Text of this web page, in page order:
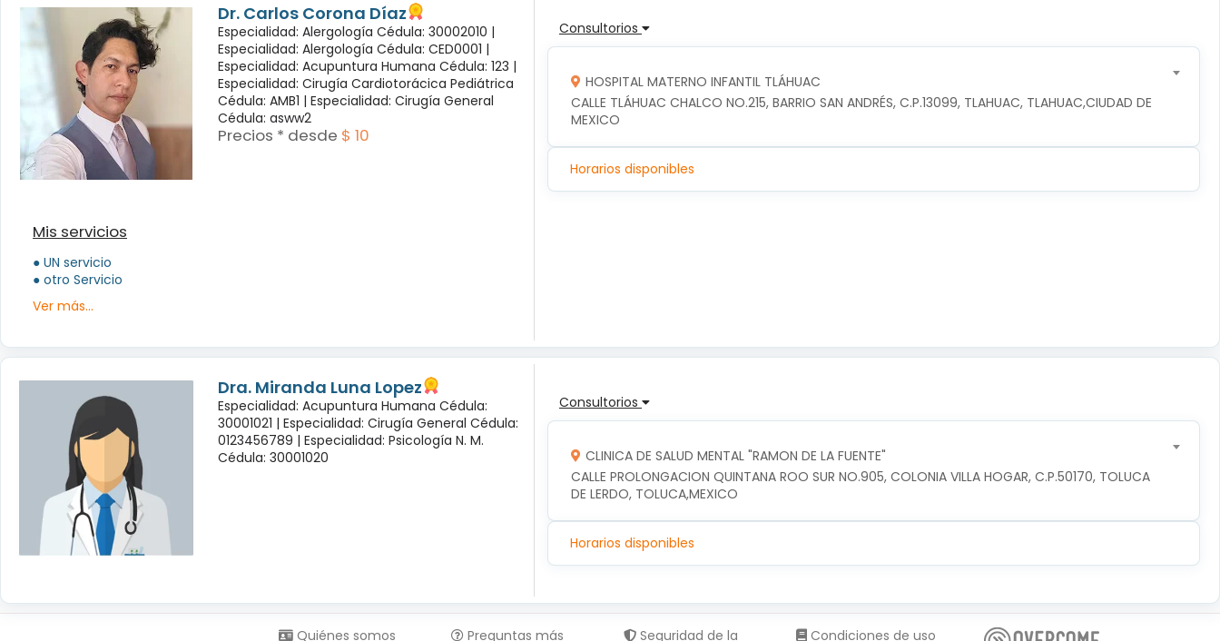
Dr. Carlos Corona Díaz
Especialidad: Alergología Cédula: 30002010 |
Especialidad: Alergología Cédula: CED0001 |
Especialidad: Acupuntura Humana Cédula: 123 |
Especialidad: Cirugía Cardiotorácica Pediátrica
Cédula: AMB1 | Especialidad: Cirugía General
Cédula: asww2
Precios * desde $ 10
Mis servicios
● UN servicio
● otro Servicio
Ver más...
Consultorios
HOSPITAL MATERNO INFANTIL TLÁHUAC
CALLE TLÁHUAC CHALCO NO.215, BARRIO SAN ANDRÉS, C.P.13099, TLAHUAC, TLAHUAC,CIUDAD DE
MEXICO
Horarios disponibles
Dra. Miranda Luna Lopez
Especialidad: Acupuntura Humana Cédula:
30001021 | Especialidad: Cirugía General Cédula:
0123456789 | Especialidad: Psicología N. M.
Cédula: 30001020
Consultorios
CLINICA DE SALUD MENTAL "RAMON DE LA FUENTE"
CALLE PROLONGACION QUINTANA ROO SUR NO.905, COLONIA VILLA HOGAR, C.P.50170, TOLUCA
DE LERDO, TOLUCA,MEXICO
Horarios disponibles
Quiénes somos Preguntas más Seguridad de la Condiciones de uso